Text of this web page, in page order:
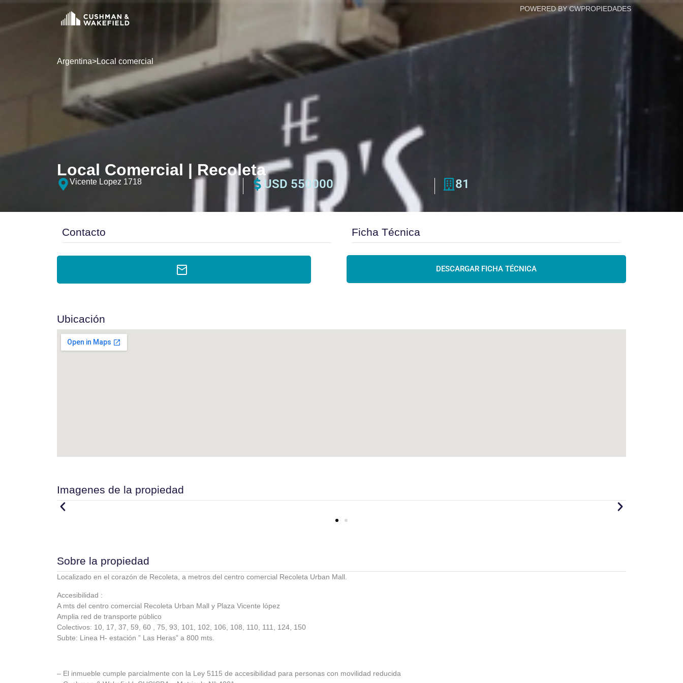
POWERED BY CWPROPIEDADES
Argentina>Local comercial
Local Comercial | Recoleta
Vicente Lopez 1718 USD 550000 81
Contacto Ficha Técnica
DESCARGAR FICHA TÉCNICA
Ubicación
Imagenes de la propiedad
Sobre la propiedad
Localizado en el corazón de Recoleta, a metros del centro comercial Recoleta Urban Mall.
Accesibilidad :
A mts del centro comercial Recoleta Urban Mall y Plaza Vicente lópez
Amplia red de transporte público
Colectivos: 10, 17, 37, 59, 60 , 75, 93, 101, 102, 106, 108, 110, 111, 124, 150
Subte: Linea H- estación ” Las Heras” a 800 mts.
– El inmueble cumple parcialmente con la Ley 5115 de accesibilidad para personas con movilidad reducida